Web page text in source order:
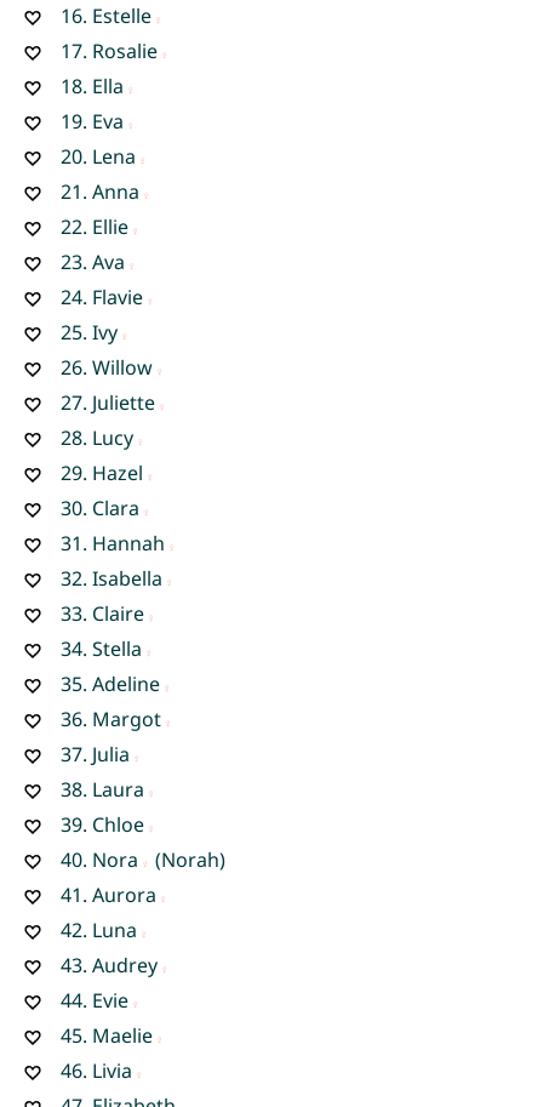
16. Estelle
17. Rosalie
18. Ella
19. Eva
20. Lena
21. Anna
22. Ellie
23. Ava
24. Flavie
25. Ivy
26. Willow
27. Juliette
28. Lucy
29. Hazel
30. Clara
31. Hannah
32. Isabella
33. Claire
34. Stella
35. Adeline
36. Margot
37. Julia
38. Laura
39. Chloe
40. Nora
(Norah)
41. Aurora
42. Luna
43. Audrey
44. Evie
45. Maelie
46. Livia